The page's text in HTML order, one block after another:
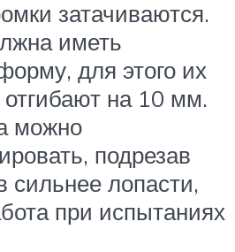
затачиваются.
иметь
для этого их
на 10 мм.
можно
подрезав
сильнее лопасти,
при испытаниях